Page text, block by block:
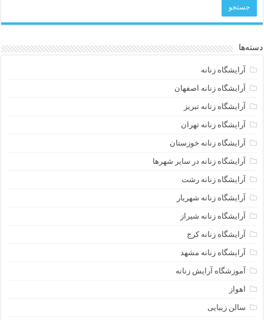
دسته‌ها
آرایشگاه زنانه
آرایشگاه زنانه اصفهان
آرایشگاه زنانه تبریز
آرایشگاه زنانه تهران
آرایشگاه زنانه خوزستان
آرایشگاه زنانه در سایر شهرها
آرایشگاه زنانه رشت
آرایشگاه زنانه شهریار
آرایشگاه زنانه شیراز
آرایشگاه زنانه کرج
آرایشگاه زنانه مشهد
آموزشگاه آرایش زنانه
اهواز
سالن زیبایی